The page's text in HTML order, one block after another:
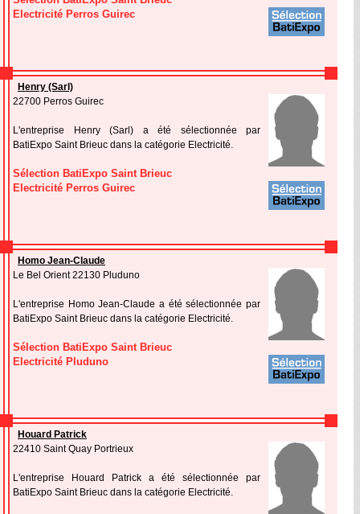
Electricité Perros Guirec
Henry (Sarl)
22700 Perros Guirec
L'entreprise Henry (Sarl) a été sélectionnée par
BatiExpo Saint Brieuc dans la catégorie Electricité.
Sélection BatiExpo Saint Brieuc
Electricité Perros Guirec
Homo Jean-Claude
Le Bel Orient 22130 Pluduno
L'entreprise Homo Jean-Claude a été sélectionnée par
BatiExpo Saint Brieuc dans la catégorie Electricité.
Sélection BatiExpo Saint Brieuc
Electricité Pluduno
Houard Patrick
22410 Saint Quay Portrieux
L'entreprise Houard Patrick a été sélectionnée par
BatiExpo Saint Brieuc dans la catégorie Electricité.